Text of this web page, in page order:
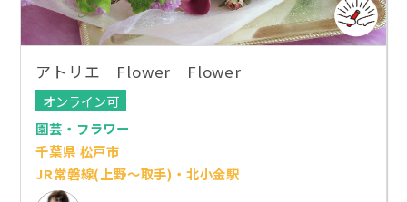
アトリエ Flower Flower
オンライン可
園芸・フラワー
千葉県 松戸市
JR常磐線(上野～取手)・北小金駅